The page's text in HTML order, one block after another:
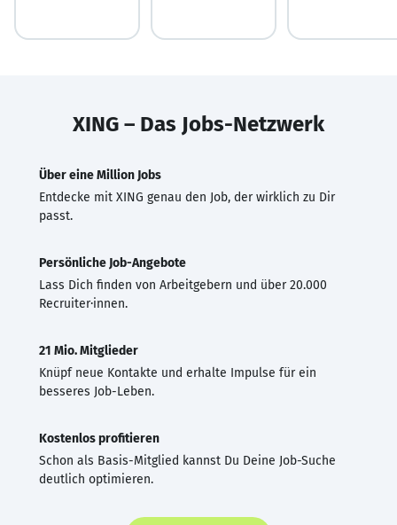
XING – Das Jobs-Netzwerk
Über eine Million Jobs
Entdecke mit XING genau den Job, der wirklich zu Dir
passt.
Persönliche Job-Angebote
Lass Dich finden von Arbeitgebern und über 20.000
Recruiter·innen.
21 Mio. Mitglieder
Knüpf neue Kontakte und erhalte Impulse für ein
besseres Job-Leben.
Kostenlos profitieren
Schon als Basis-Mitglied kannst Du Deine Job-Suche
deutlich optimieren.